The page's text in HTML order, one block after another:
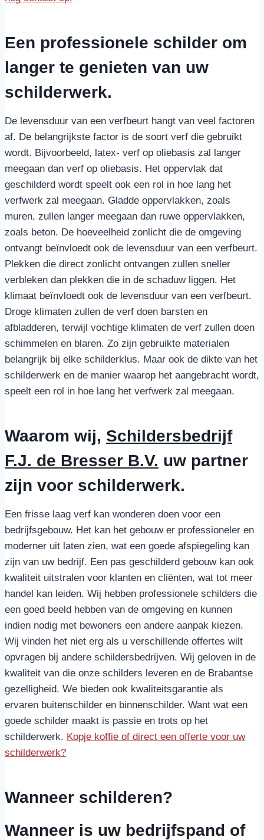
Een professionele schilder om
langer te genieten van uw
schilderwerk.
De levensduur van een verfbeurt hangt van veel factoren
af. De belangrijkste factor is de soort verf die gebruikt
wordt. Bijvoorbeeld, latex- verf op oliebasis zal langer
meegaan dan verf op oliebasis. Het oppervlak dat
geschilderd wordt speelt ook een rol in hoe lang het
verfwerk zal meegaan. Gladde oppervlakken, zoals
muren, zullen langer meegaan dan ruwe oppervlakken,
zoals beton. De hoeveelheid zonlicht die de omgeving
ontvangt beïnvloedt ook de levensduur van een verfbeurt.
Plekken die direct zonlicht ontvangen zullen sneller
verbleken dan plekken die in de schaduw liggen. Het
klimaat beïnvloedt ook de levensduur van een verfbeurt.
Droge klimaten zullen de verf doen barsten en
afbladderen, terwijl vochtige klimaten de verf zullen doen
schimmelen en blaren. Zo zijn gebruikte materialen
belangrijk bij elke schilderklus. Maar ook de dikte van het
schilderwerk en de manier waarop het aangebracht wordt,
speelt een rol in hoe lang het verfwerk zal meegaan.
Waarom wij, Schildersbedrijf
F.J. de Bresser B.V. uw partner
zijn voor schilderwerk.
Een frisse laag verf kan wonderen doen voor een
bedrijfsgebouw. Het kan het gebouw er professioneler en
moderner uit laten zien, wat een goede afspiegeling kan
zijn van uw bedrijf. Een pas geschilderd gebouw kan ook
kwaliteit uitstralen voor klanten en cliënten, wat tot meer
handel kan leiden. Wij hebben professionele schilders die
een goed beeld hebben van de omgeving en kunnen
indien nodig met bewoners een andere aanpak kiezen.
Wij vinden het niet erg als u verschillende offertes wilt
opvragen bij andere schildersbedrijven. Wij geloven in de
kwaliteit van die onze schilders leveren en de Brabantse
gezelligheid. We bieden ook kwaliteitsgarantie als
ervaren buitenschilder en binnenschilder. Want wat een
goede schilder maakt is passie en trots op het
schilderwerk. Kopje koffie of direct een offerte voor uw
schilderwerk?
Wanneer schilderen?
Wanneer is uw bedrijfspand of